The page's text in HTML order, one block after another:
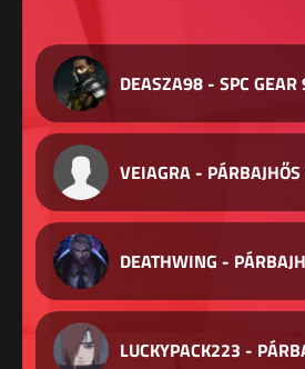
DEASZA98 - SPC
VEIAGRA -
DEATHWING -
LUCKYPACK223 -